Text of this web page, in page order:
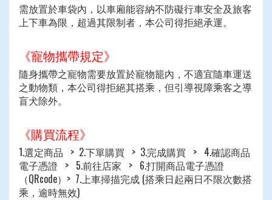
需放置於車袋內，以車廂能容納不防礙行車安全及旅客
上下車為限，超過其限制者，本公司得拒絕承運。
《寵物攜帶規定》
隨身攜帶之寵物需要放置於寵物籠內，不適宜隨車運送
之動物類，本公司得拒絕其搭乘，但引導視障乘客之導
盲犬除外。
《購買流程》
1.選定商品 > 2.下單購買 > 3.完成購買 > 4.確認商品
電子憑證 > 5.前往店家 > 6.打開商品電子憑證
（QRcode）> 7.上車掃描完成 (搭乘日起兩日不限次數搭
乘，逾時無效)